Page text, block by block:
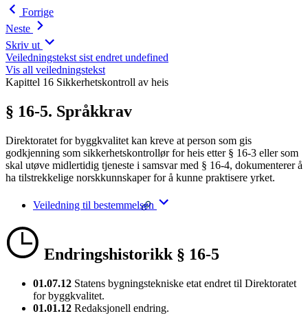
Forrige
Neste
Skriv ut
Veiledningstekst sist endret undefined
Vis all veiledningstekst
Kapittel 16 Sikkerhetskontroll av heis
§ 16-5. Språkkrav
Direktoratet for byggkvalitet kan kreve at person som gis
godkjenning som sikkerhetskontrollør for heis etter § 16-3 eller som
skal utøve midlertidig tjeneste i samsvar med § 16-4, dokumenterer å
ha tilstrekkelige norskkunnskaper for å kunne praktisere yrket.
Veiledning til bestemmelsen
Endringshistorikk § 16-5
01.07.12 Statens bygningstekniske etat endret til Direktoratet
for byggkvalitet.
01.01.12 Redaksjonell endring.